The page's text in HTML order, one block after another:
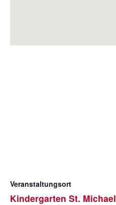
Veranstaltungsort
Kindergarten St. Michael